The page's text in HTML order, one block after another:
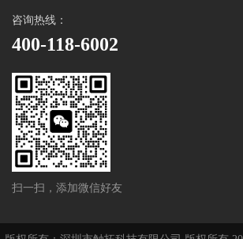
咨询热线：
400-118-6002
扫一扫，添加微信好友